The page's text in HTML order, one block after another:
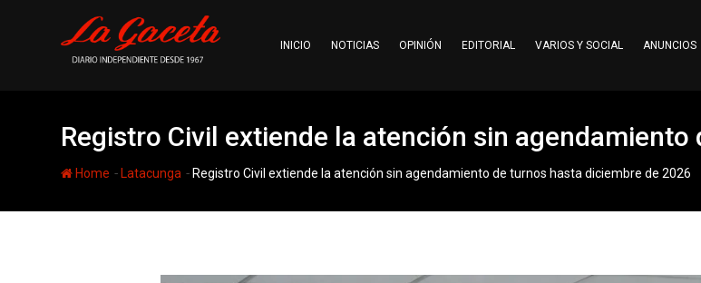
INICIO NOTICIAS OPINIÓN EDITORIAL VARIOS Y SOCIAL ANUNCIOS
Registro Civil extiende la atención sin
Home - Latacunga - Registro Civil extiende la atención sin agendamiento de turnos hasta diciembre de 2026